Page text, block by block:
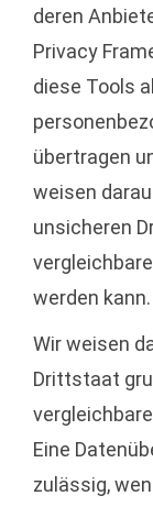
deren
Privacy
diese Tools
übertragen
weisen
unsicheren
werden kann.
Wir weisen
Drittstaat
Eine
zulässig,